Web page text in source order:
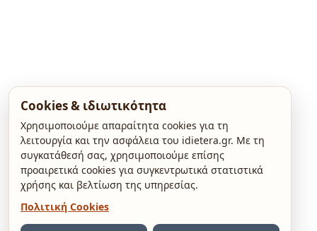
Cookies & ιδιωτικότητα
Χρησιμοποιούμε απαραίτητα cookies για τη
λειτουργία και την ασφάλεια του idietera.gr. Με τη
συγκατάθεσή σας, χρησιμοποιούμε επίσης
προαιρετικά cookies για συγκεντρωτικά στατιστικά
χρήσης και βελτίωση της υπηρεσίας.
Πολιτική Cookies